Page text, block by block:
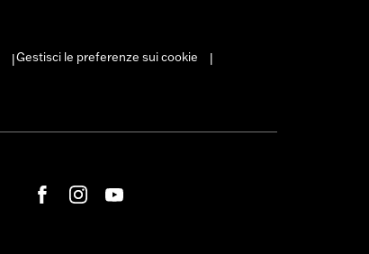
Gestisci le preferenze sui cookie